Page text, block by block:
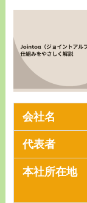
会社名
代表者
本社所在地